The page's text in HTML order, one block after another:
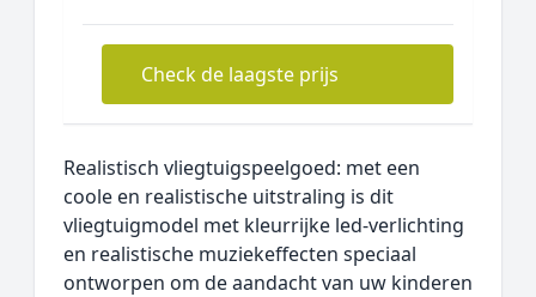
Check de laagste prijs
Realistisch vliegtuigspeelgoed: met een
coole en realistische uitstraling is dit
vliegtuigmodel met kleurrijke led-verlichting
en realistische muziekeffecten speciaal
ontworpen om de aandacht van uw kinderen